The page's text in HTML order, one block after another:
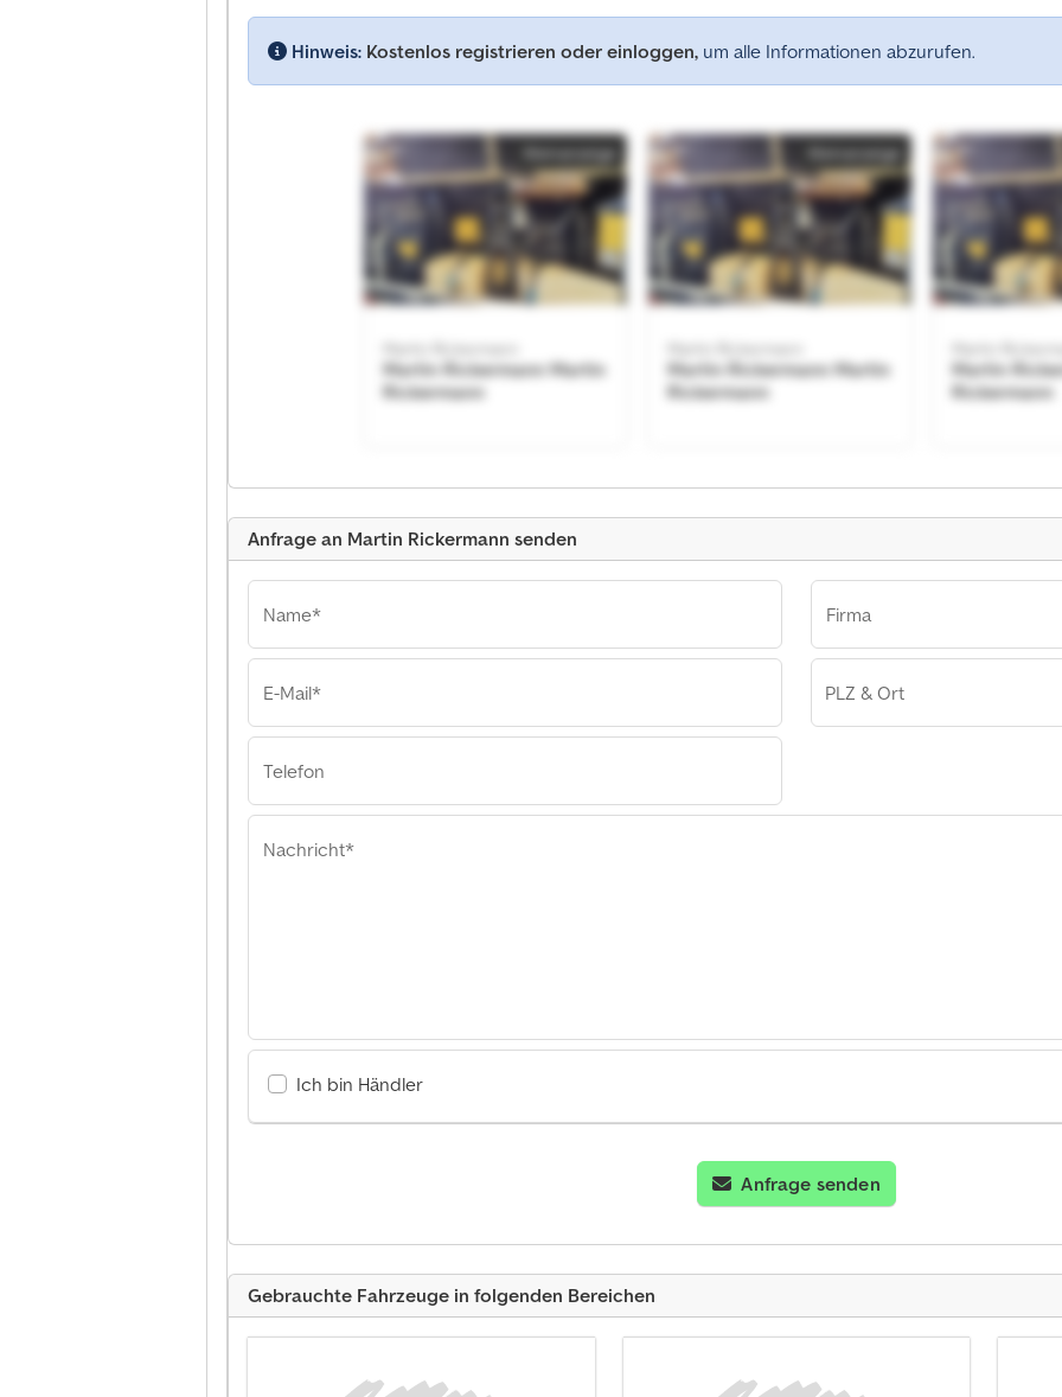
Hinweis: Kostenlos registrieren oder einloggen, um alle Informationen abzurufen.
Martin Rickermann Martin
Rickermann
Kleinanzeige
Martin Rickermann Martin
Rickermann
Kleinanzeige
Martin
Rickermann
Rickermann
Anfrage an Martin Rickermann senden
Name*
E-Mail*
Telefon
Firma
PLZ & Ort
Nachricht*
Ich bin Händler
Anfrage senden
Gebrauchte Fahrzeuge in folgenden Bereichen